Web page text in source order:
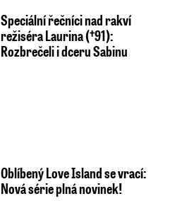
Speciální řečníci nad rakví
režiséra Laurina (†91):
Rozbrečeli i dceru Sabinu
Oblíbený Love Island se vrací:
Nová série plná novinek!